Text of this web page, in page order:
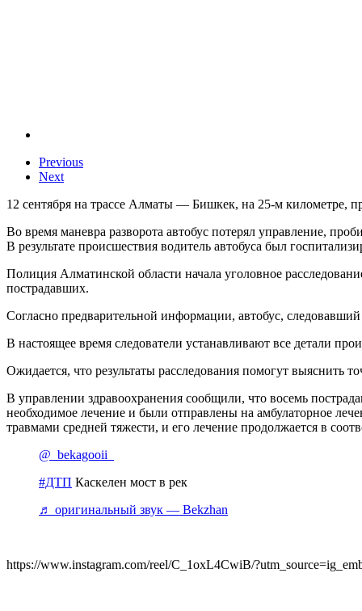
Previous
Next
12 сентября на трассе Алматы — Бишкек, на 25-м километре,
Во время маневра разворота автобус потерял управление,
В результате происшествия водитель автобуса был
Полиция Алматинской области начала уголовное
пострадавших.
Согласно предварительной информации, автобус,
В настоящее время следователи устанавливают все детали
Ожидается, что результаты расследования помогут
В управлении здравоохранения сообщили, что восемь
необходимое лечение и были отправлены на амбулаторное
травмами средней тяжести, и его лечение продолжается в
@_bekagooii_
#ДТП Каскелен мост в рек
♬ оригинальный звук — Bekzhan
https://www.instagram.com/reel/C_1oxL4CwiB/